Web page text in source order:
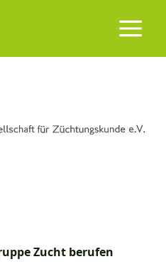
Zucht berufen